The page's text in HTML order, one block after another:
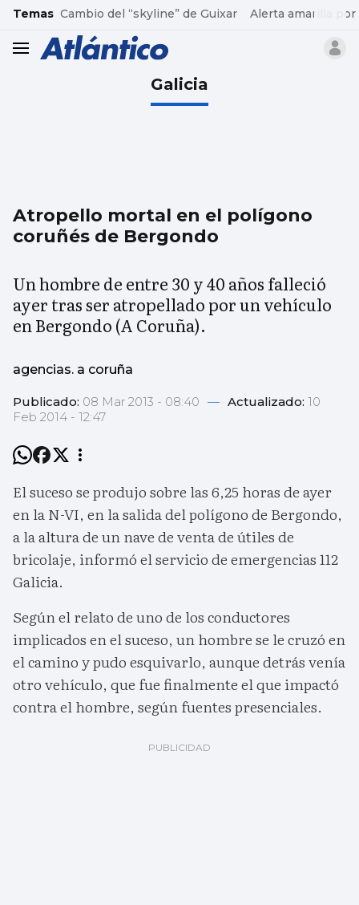
common.go-to-content
Temas Cambio del “skyline” de Guixar Alerta amarilla por
header.menu.open
Galicia
Atropello mortal en el polígono
coruñés de Bergondo
Un hombre de entre 30 y 40 años falleció
ayer tras ser atropellado por un vehículo
en Bergondo (A Coruña).
agencias. a coruña
Publicado: 08 Mar 2013 - 08:40 — Actualizado: 10
Feb 2014 - 12:47
El suceso se produjo sobre las 6,25 horas de ayer
en la N-VI, en la salida del polígono de Bergondo,
a la altura de un nave de venta de útiles de
bricolaje, informó el servicio de emergencias 112
Galicia.
Según el relato de uno de los conductores
implicados en el suceso, un hombre se le cruzó en
el camino y pudo esquivarlo, aunque detrás venía
otro vehículo, que fue finalmente el que impactó
contra el hombre, según fuentes presenciales.